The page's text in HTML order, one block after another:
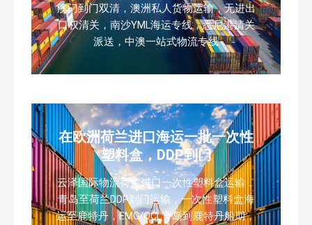
澳门到门双清，澳洲私人货物运输，无进出
口权清关，南沙YML海运专线，悉尼港清关
派送，中澳一站式物流专线
在欧洲荷兰进口海运一批一次性
塑料盒，DDP到门
云泽国际物流荷兰进口一次性塑料盒运输，
青岛至荷兰DDP到门运输，一次性塑料盒海
运至鹿特丹，EMC/OCL青岛到鹿特丹船期，